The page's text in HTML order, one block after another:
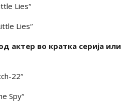
Lies“
Lies“
актер во кратка серија или
22“
Spy“